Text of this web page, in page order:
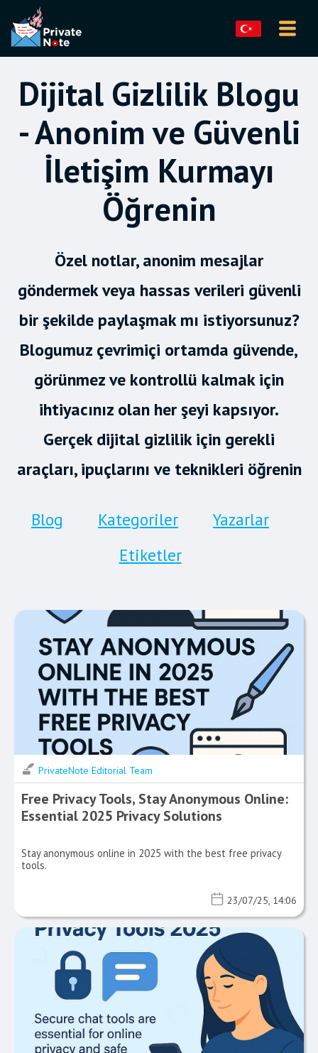
Dijital Gizlilik Blogu
- Anonim ve Güvenli
İletişim Kurmayı
Öğrenin
Özel notlar, anonim mesajlar
göndermek veya hassas verileri güvenli
bir şekilde paylaşmak mı istiyorsunuz?
Blogumuz çevrimiçi ortamda güvende,
görünmez ve kontrollü kalmak için
ihtiyacınız olan her şeyi kapsıyor.
Gerçek dijital gizlilik için gerekli
araçları, ipuçlarını ve teknikleri öğrenin
Blog Kategoriler
Yazarlar
Etiketler
PrivateNote Editorial Team
Free Privacy Tools, Stay Anonymous Online:
Essential 2025 Privacy Solutions
Stay anonymous online in 2025 with the best free privacy
tools.
23/07/25, 14:06